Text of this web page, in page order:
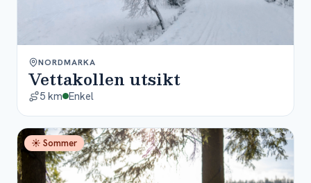
NORDMARKA
Vettakollen utsikt
5 km Enkel
☀ Sommer